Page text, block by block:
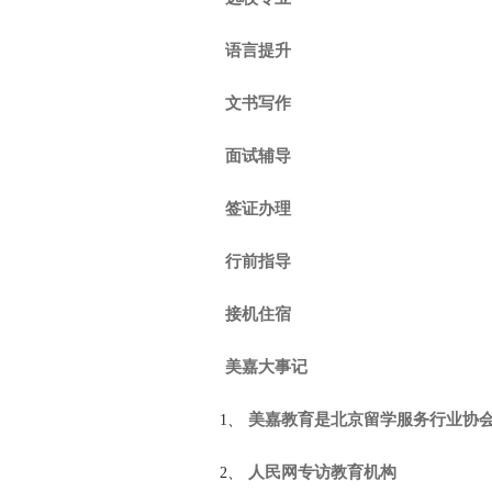
语言提升
文书写作
面试辅导
签证办理
行前指导
接机住宿
美嘉大事记
1、 美嘉教育是北京留学服务行业协
2、 人民网专访教育机构